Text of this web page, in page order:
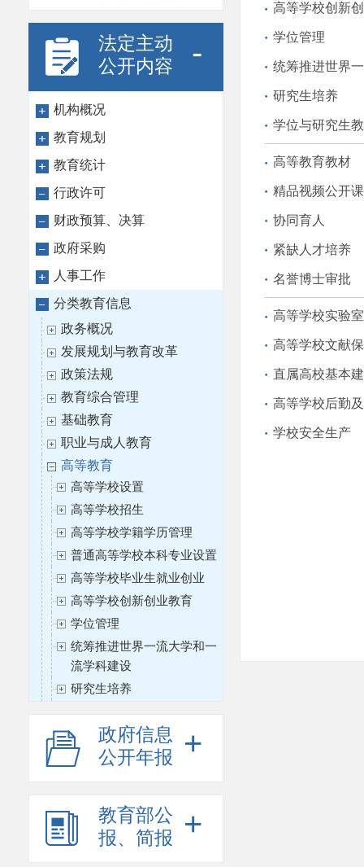
法定主动
公开内容
-
机构概况
教育规划
教育统计
行政许可
财政预算、决算
政府采购
人事工作
分类教育信息
政务概况
发展规划与教育改革
政策法规
教育综合管理
基础教育
职业与成人教育
高等教育
高等学校设置
高等学校招生
高等学校学籍学历管理
普通高等学校本科专业设置
高等学校毕业生就业创业
高等学校创新创业教育
学位管理
统筹推进世界一流大学和一
流学科建设
研究生培养
体系建设
高等教育教材
协同育人
紧缺人才培养
政府信息
公开年报
+
教育部公
报、简报
+
高等学校创新
学位管理
统筹推进世界
研究生培养
学位与研究生
高等教育教材
精品视频公开
协同育人
紧缺人才培养
名誉博士审批
高等学校实验
高等学校文献
直属高校基本
高等学校后勤
学校安全生产